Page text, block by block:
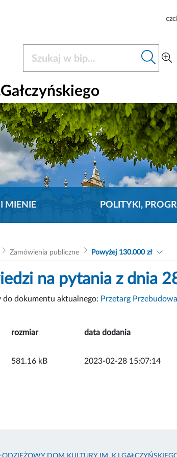
MIENIE POLITYKI,
Zamówienia publiczne Powyżej 130.000 zł
na pytania z dnia
dokumentu aktualnego: Przetarg
rozmiar data dodania
581.16 kB 2023-02-28 15:07:14